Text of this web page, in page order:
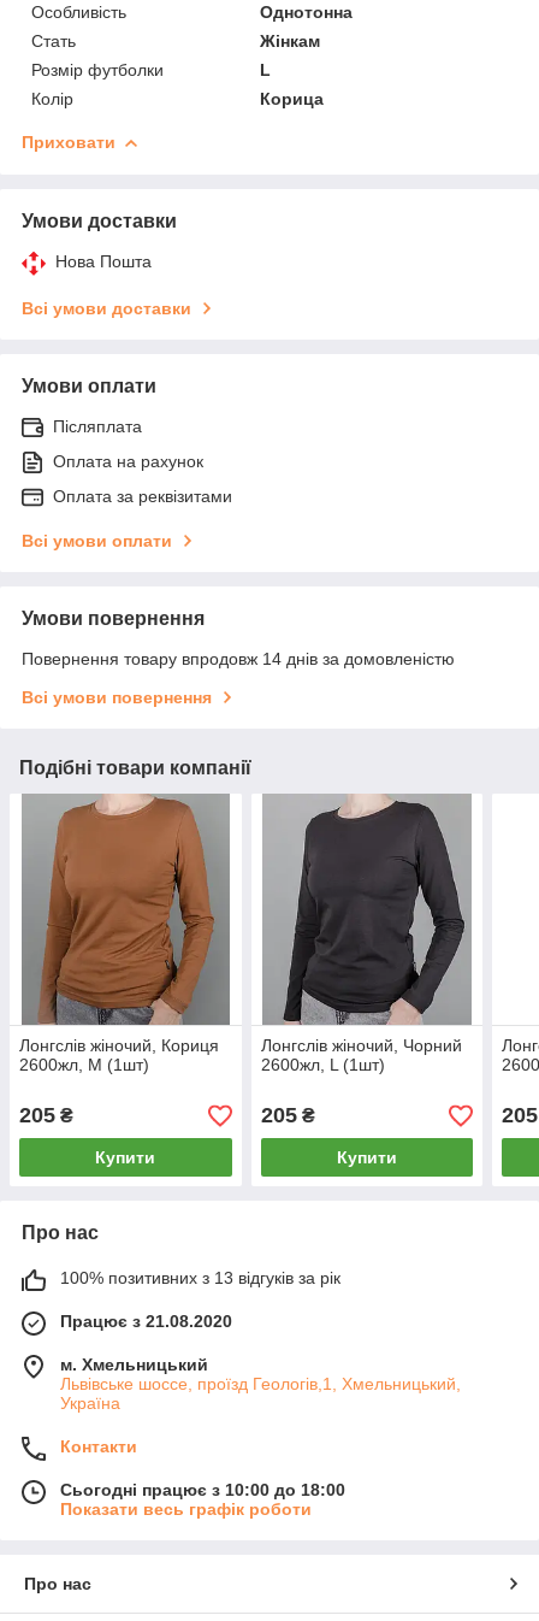
Особливість
Однотонна
Стать
Жінкам
Розмір футболки
L
Колір
Корица
Приховати
Умови доставки
Нова Пошта
Всі умови доставки
Умови оплати
Післяплата
Оплата на рахунок
Оплата за реквізитами
Всі умови оплати
Умови повернення
Повернення товару впродовж 14 днів за домовленістю
Всі умови повернення
Подібні товари компанії
Лонгслів жіночий, Кориця
2600жл, M (1шт)
205 ₴
Купити
Лонгслів жіночий, Чорний
2600жл, L (1шт)
205₴
Купити
205
Про нас
100% позитивних з 13 відгуків за рік
Працює з 21.08.2020
м. Хмельницький
Львівське шоссе, проїзд Геологів,1, Хмельницький,
Україна
Контакти
Сьогодні працює з 10:00 до 18:00
Показати весь графік роботи
Про нас